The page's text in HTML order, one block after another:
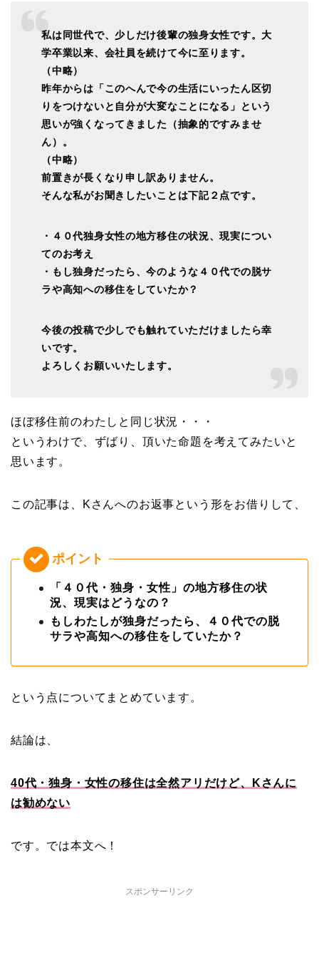
私は同世代で、少しだけ後輩の独身女性です。大
学卒業以来、会社員を続けて今に至ります。
（中略）
昨年からは「このへんで今の生活にいったん区切
りをつけないと自分が大変なこ とになる」という
思いが強くなってきました（抽象的ですみませ
ん）。
（中略）
前置きが長くなり申し訳ありません。
そんな私がお聞きしたいことは下記２点です。
・４０代独身女性の地方移住の状況、現実につい
てのお考え
・もし独身だったら、今のような４０代での脱サ
ラや高知への移住をしていたか？
今後の投稿で少しでも触れていただけましたら幸
いです。
よろしくお願いいたします。
ほぼ移住前のわたしと同じ状況・・・
というわけで、ずばり、頂いた命題を考えてみたいと
思います。
この記事は、Kさんへのお返事という形をお借りして、
「４０代・独身・女性」の地方移住の状
況、現実はどうなの？
もしわたしが独身だったら、４０代での脱
サラや高知への移住をしていたか？
という点についてまとめています。
結論は、
40代・独身・女性の移住は全然アリだけど、Kさんに
は勧めない
です。では本文へ！
スポンサーリンク